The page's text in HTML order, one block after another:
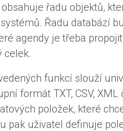
řadu objektů,
Řadu databází
agendy je třeba
celek.
funkcí slouží
formát TXT, CSV,
položek, které
pak uživatel definuje